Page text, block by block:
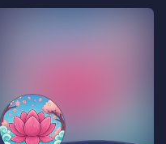
┃↳ 🎮 Canali gaming (solo,
creativa per arte, meme ed
edit ┃↳ 💌 Parthnership? Sì,
scrivici pure ┃↳ 🧃